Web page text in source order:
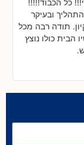
ובעיקר
תודה רבה מכל
הבית כולו נוצץ